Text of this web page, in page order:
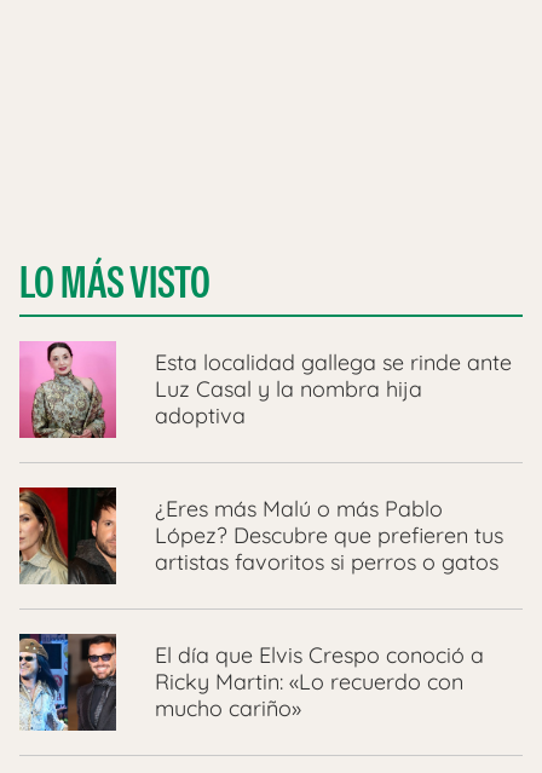
LO MÁS VISTO
Esta localidad gallega se rinde ante
Luz Casal y la nombra hija
adoptiva
¿Eres más Malú o más Pablo
López? Descubre que prefieren tus
artistas favoritos si perros o gatos
El día que Elvis Crespo conoció a
Ricky Martin: «Lo recuerdo con
mucho cariño»